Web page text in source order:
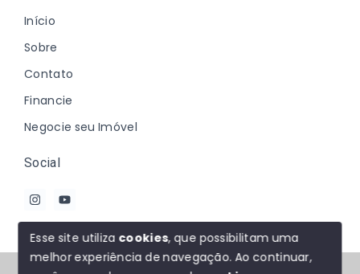
Início
Sobre
Contato
Financie
Negocie seu Imóvel
Social
Esse site utiliza cookies, que possibilitam uma
melhor experiência de navegação.Ao continuar,